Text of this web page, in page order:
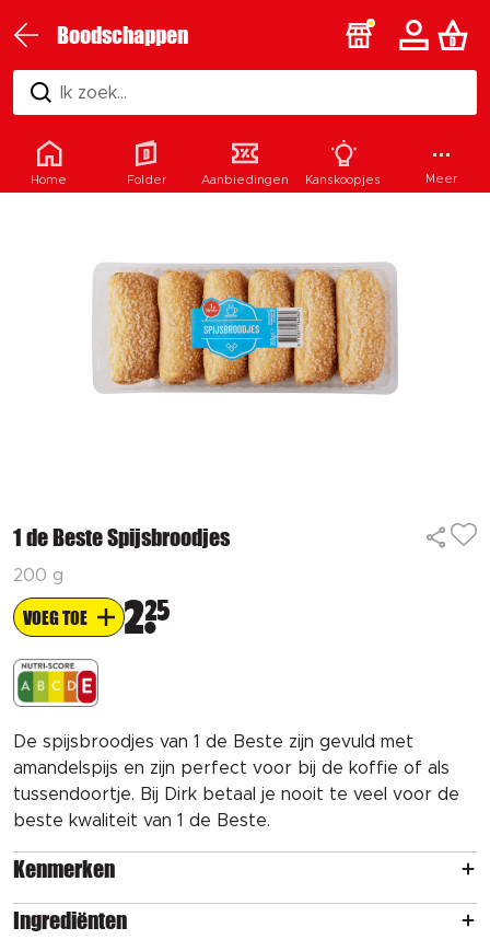
Boodschappen
Ik zoek...
1 de Beste Spijsbroodjes
200 g
VOEG TOE 225
De spijsbroodjes van 1 de Beste zijn gevuld met
amandelspijs en zijn perfect voor bij de koffie of als
tussendoortje. Bij Dirk betaal je nooit te veel voor de
beste kwaliteit van 1 de Beste.
Kenmerken
Ingrediënten
Home Folder Aanbiedingen Kanskoopjes Meer